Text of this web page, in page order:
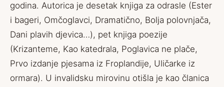
godina. Autorica je desetak knjiga za odrasle (Ester
i bageri, Omčoglavci, Dramatično, Bolja polovnjača,
Dani plavih djevica…), pet knjiga poezije
(Krizanteme, Kao katedrala, Poglavica ne plače,
Prvo izdanje pjesama iz Froplandije, Uličarke iz
ormara). U invalidsku mirovinu otišla je kao članica